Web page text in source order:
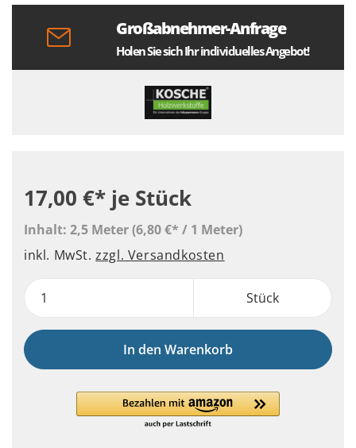
Großabnehmer-Anfrage
Holen Sie sich Ihr individuelles Angebot!
17,00 €* je Stück
Inhalt: 2,5 Meter(6,80 €* / 1 Meter)
inkl. MwSt.zzgl. Versandkosten
Stück
In den Warenkorb